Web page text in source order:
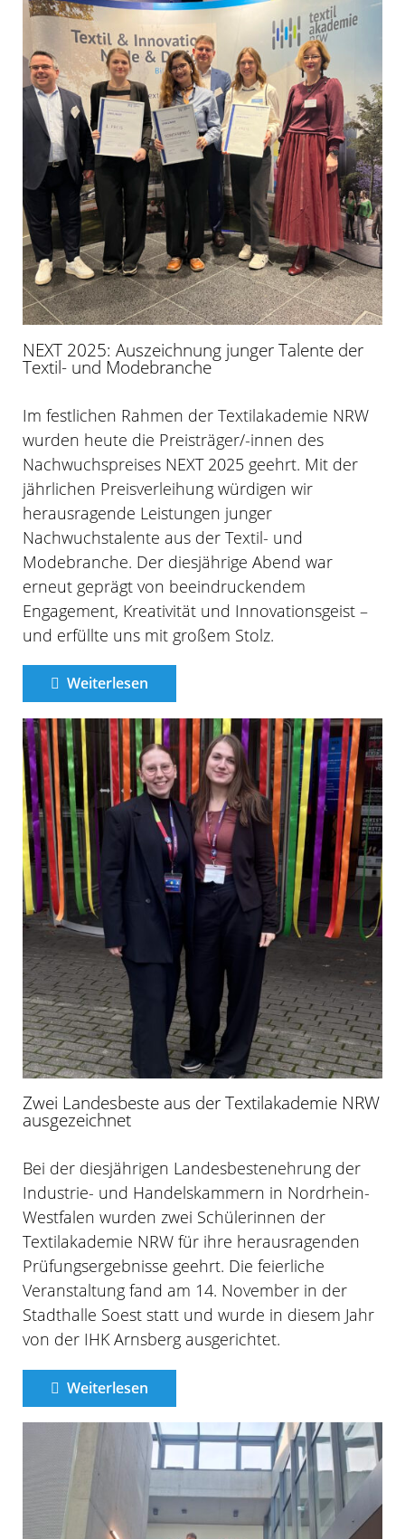
NEXT 2025: Auszeichnung junger Talente der
Textil- und Modebranche
Im festlichen Rahmen der Textilakademie NRW
wurden heute die Preisträger/-innen des
Nachwuchspreises NEXT 2025 geehrt. Mit der
jährlichen Preisverleihung würdigen wir
herausragende Leistungen junger
Nachwuchstalente aus der Textil- und
Modebranche. Der diesjährige Abend war
erneut geprägt von beeindruckendem
Engagement, Kreativität und Innovationsgeist –
und erfüllte uns mit großem Stolz.
Weiterlesen
Zwei Landesbeste aus der Textilakademie NRW
ausgezeichnet
Bei der diesjährigen Landesbestenehrung der
Industrie- und Handelskammern in Nordrhein-
Westfalen wurden zwei Schülerinnen der
Textilakademie NRW für ihre herausragenden
Prüfungsergebnisse geehrt. Die feierliche
Veranstaltung fand am 14. November in der
Stadthalle Soest statt und wurde in diesem Jahr
von der IHK Arnsberg ausgerichtet.
Weiterlesen